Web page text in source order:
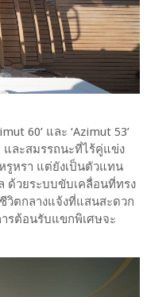
60’ และ ‘Azimut 53’
และสมรรถนะที่ไร้คู่แข่ง
หรา แต่ยังเป็นตัวแทน
ด้วยระบบขับเคลื่อนที่ทรง
ตกลางแจ้งที่แสนสะดวก
รต้อนรับแขกพิเศษจะ